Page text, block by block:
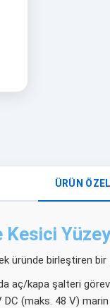
ÜRÜN
üründe birleştiren
aç/kapa şalteri
(maks. 48 V) marin